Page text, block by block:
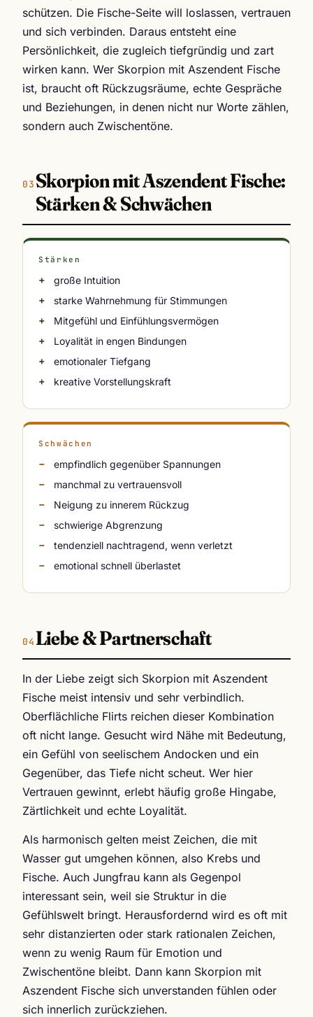
schützen. Die Fische-Seite will loslassen, vertrauen
und sich verbinden. Daraus entsteht eine
Persönlichkeit, die zugleich tiefgründig und zart
wirken kann. Wer Skorpion mit Aszendent Fische
ist, braucht oft Rückzugsräume, echte Gespräche
und Beziehungen, in denen nicht nur Worte zählen,
sondern auch Zwischentöne.
Skorpion mit Aszendent Fische:
Stärken & Schwächen
Stärken
große Intuition
starke Wahrnehmung für Stimmungen
Mitgefühl und Einfühlungsvermögen
Loyalität in engen Bindungen
emotionaler Tiefgang
kreative Vorstellungskraft
Schwächen
empfindlich gegenüber Spannungen
manchmal zu vertrauensvoll
Neigung zu innerem Rückzug
schwierige Abgrenzung
tendenziell nachtragend, wenn verletzt
emotional schnell überlastet
Liebe & Partnerschaft
In der Liebe zeigt sich Skorpion mit Aszendent
Fische meist intensiv und sehr verbindlich.
Oberflächliche Flirts reichen dieser Kombination
oft nicht lange. Gesucht wird Nähe mit Bedeutung,
ein Gefühl von seelischem Andocken und ein
Gegenüber, das Tiefe nicht scheut. Wer hier
Vertrauen gewinnt, erlebt häufig große Hingabe,
Zärtlichkeit und echte Loyalität.
Als harmonisch gelten meist Zeichen, die mit
Wasser gut umgehen können, also Krebs und
Fische. Auch Jungfrau kann als Gegenpol
interessant sein, weil sie Struktur in die
Gefühlswelt bringt. Herausfordernd wird es oft mit
sehr distanzierten oder stark rationalen Zeichen,
wenn zu wenig Raum für Emotion und
Zwischentöne bleibt. Dann kann Skorpion mit
Aszendent Fische sich unverstanden fühlen oder
sich innerlich zurückziehen.